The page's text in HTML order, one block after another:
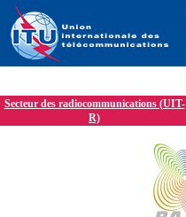
Secteur des radiocommunications (UIT-
R)